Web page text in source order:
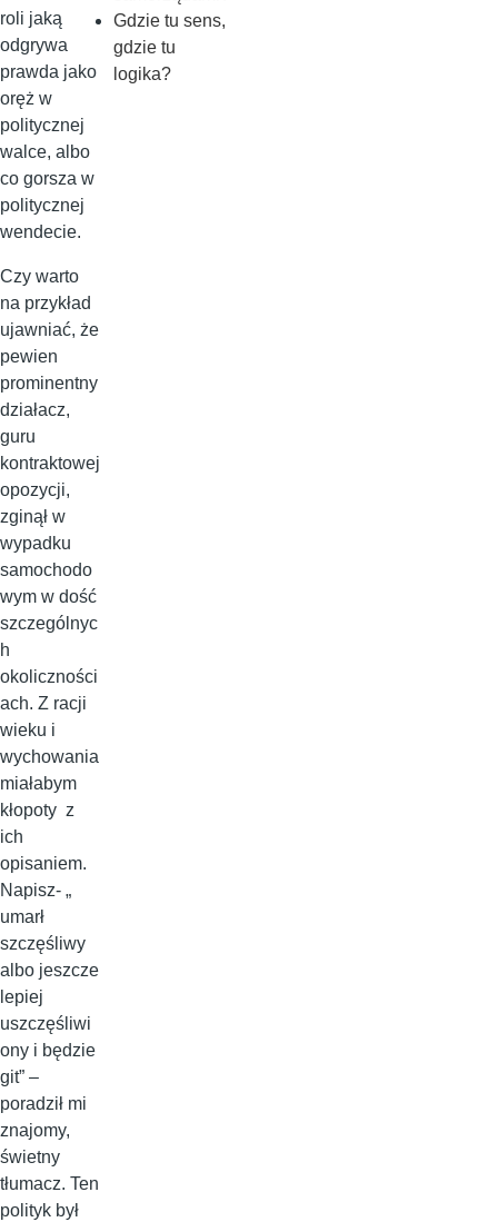
roli jaką
odgrywa
prawda jako
oręż w
politycznej
walce, albo
co gorsza w
politycznej
wendecie.
Czy warto
na przykład
ujawniać, że
pewien
prominentny
działacz,
guru
kontraktowej
opozycji,
zginął w
wypadku
samochodo
wym w dość
szczególnyc
h
okoliczności
ach. Z racji
wieku i
wychowania
miałabym
kłopoty z
ich
opisaniem.
Napisz- „
umarł
szczęśliwy
albo jeszcze
lepiej
uszczęśliwi
ony i będzie
git” –
poradził mi
znajomy,
świetny
tłumacz. Ten
polityk był
Gdzie tu sens,
gdzie tu
logika?